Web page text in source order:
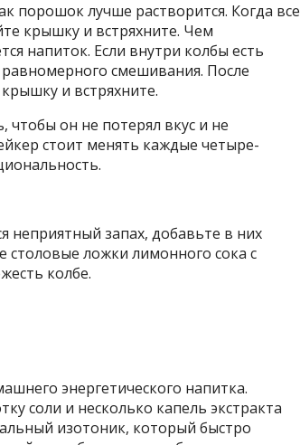
порошок лучше растворится. Когда все
крышку и встряхните. Чем
напиток. Если внутри колбы есть
смешивания. После
и встряхните.
чтобы он не потерял вкус и не
стоит менять каждые четыре-
неприятный запах, добавьте в них
столовые ложки лимонного сока с
колбе.
энергетического напитка.
соли и несколько капель экстракта
изотоник, который быстро